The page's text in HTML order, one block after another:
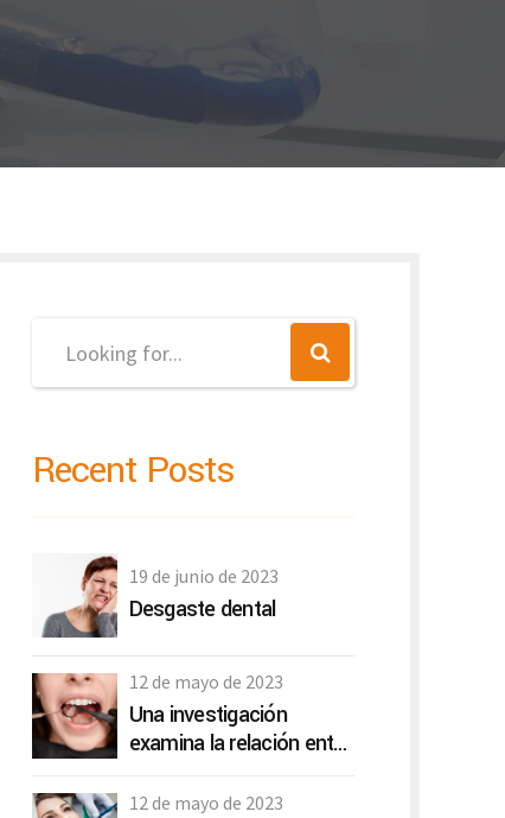
Recent Posts
19 de junio de 2023
Desgaste dental
12 de mayo de 2023
Una investigación
examina la relación entre
dental y la calidad de vida
12 de mayo de 2023